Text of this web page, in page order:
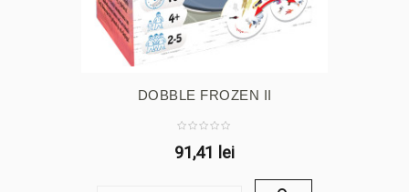
DOBBLE FROZEN II
91,41 lei